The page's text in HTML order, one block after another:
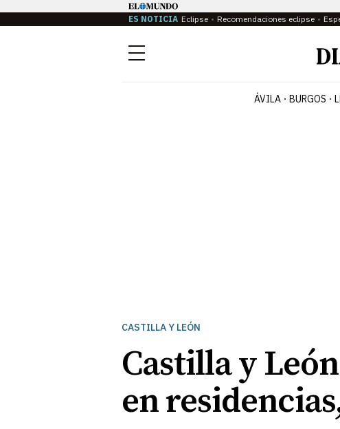
ES NOTICIA Eclipse Recomendaciones eclipse
Menú
ÁVILA BURGOS
CASTILLA Y LEÓN
Castilla y
en